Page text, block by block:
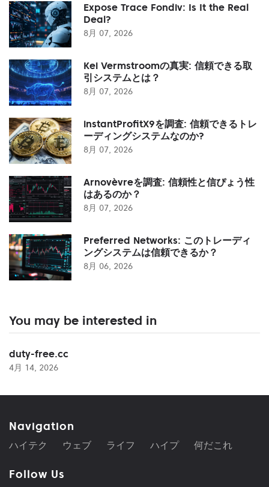
Expose Trace Fondiv: Is It the Real
Deal?
8月 07, 2026
Kei Vermstroomの真実: 信頼できる取
引システムとは？
8月 07, 2026
instantProfitX9を調査: 信頼できるトレ
ーディングシステムなのか?
8月 07, 2026
Arnovèvreを調査: 信頼性と信ぴょう性
はあるのか？
8月 07, 2026
Preferred Networks: このトレーディ
ングシステムは信頼できるか？
8月 06, 2026
You may be interested in
duty-free.cc
4月 14, 2026
Navigation
ハイテク ウェブ ライフ ハイプ 何だこれ
Follow Us